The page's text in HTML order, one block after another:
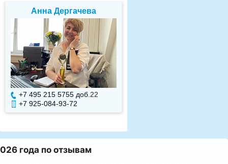
Анна Дергачева
+7 495 215 5755 доб. 22
+7 925-084-93-72
года по отзывам